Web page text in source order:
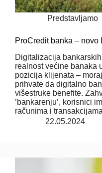
Predstavljamo
ProCredit banka –
Digitalizacija
realnost većine banaka
pozicija klijenata –
prihvate da digitalno
višestruke benefite.
’bankarenju’, korisnici
računima i
22.05.2024